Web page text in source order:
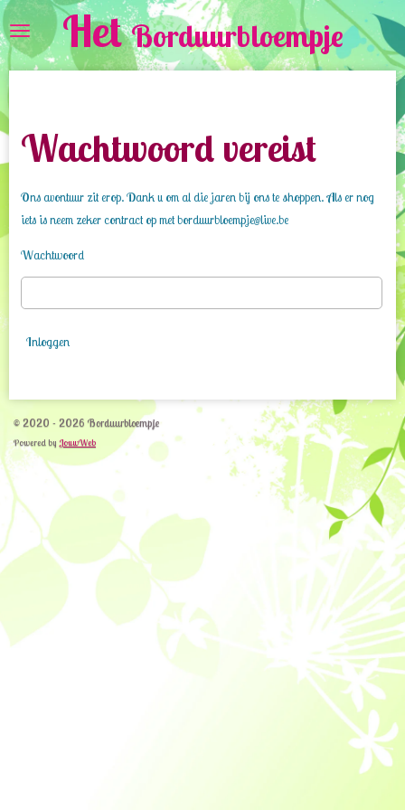
Ga
direct
naar
de
hoofdinhoud
HetBorduurbloempje
Wachtwoord vereist
Ons avontuur zit erop. Dank u om al die jaren bij ons te shoppen. Als er nog
iets is neem zeker contract op met borduurbloempje@live.be
Wachtwoord
Inloggen
© 2020 - 2026 Borduurbloempje
Powered by JouwWeb